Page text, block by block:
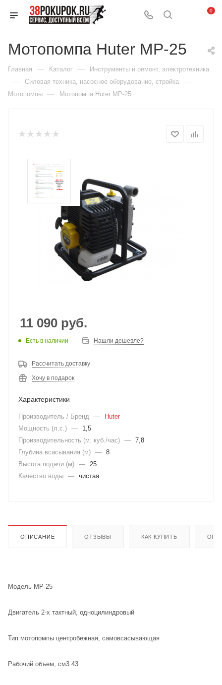
0
Мотопомпа Huter MP-25
Главная — Каталог — Инструменты и ремонт, электротехника
— Силовая техника, насосное оборудование, стройка —
Мотопомпы — Мотопомпа Huter MP-25
11 090 руб.
Есть в наличии Нашли дешевле?
Рассчитать доставку
Хочу в подарок
Характеристики
Производитель / Бренд —
Huter
Мощность (л.с.) —
1,5
Производительность (м. куб./час) — 7,8
Глубина всасывания (м) — 8
Высота подачи (м) — 25
Качество воды — чистая
ОПИСАНИЕ ОТЗЫВЫ КАК КУПИТЬ
Модель MP-25
Двигатель 2-х тактный, одноцилиндровый
Тип мотопомпы центробежная, самовсасывающая
Рабочий объем, см3 43